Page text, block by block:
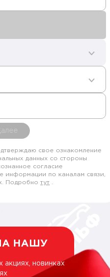
свое ознакомление
данных со стороны
согласие
информации по каналам связи,
Подробно тут
НАШУ
акциях, новинках